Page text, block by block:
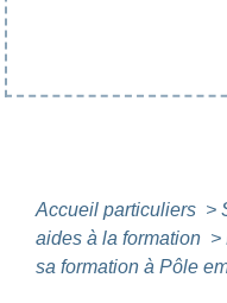
Accueil particuliers >
aides à la formation >
sa formation à Pôle